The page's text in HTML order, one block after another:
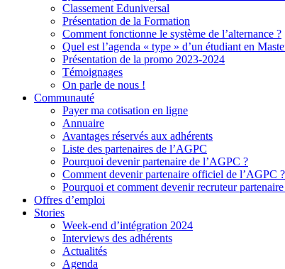
Classement Eduniversal
Présentation de la Formation
Comment fonctionne le système de l’alternance ?
Quel est l’agenda « type » d’un étudiant en
Présentation de la promo 2023-2024
Témoignages
On parle de nous !
Communauté
Payer ma cotisation en ligne
Annuaire
Avantages réservés aux adhérents
Liste des partenaires de l’AGPC
Pourquoi devenir partenaire de l’AGPC ?
Comment devenir partenaire officiel de l’AGPC ?
Pourquoi et comment devenir recruteur
Offres d’emploi
Stories
Week-end d’intégration 2024
Interviews des adhérents
Actualités
Agenda